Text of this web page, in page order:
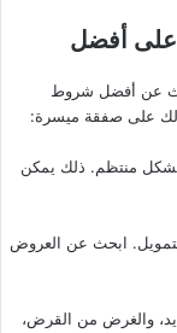
على أفضل
عن أفضل شروط
على صفقة ميسرة:
بشكل منتظم. ذلك يمكن
ابحث عن العروض
والغرض من القرض،